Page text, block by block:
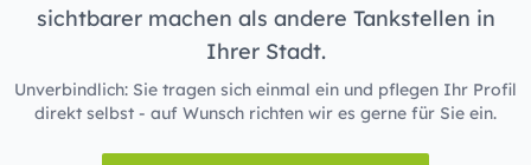
sichtbarer machen als andere Tankstellen in
Ihrer Stadt.
Unverbindlich: Sie tragen sich einmal ein und pflegen Ihr Profil
direkt selbst - auf Wunsch richten wir es gerne für Sie ein.